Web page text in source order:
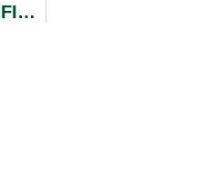
EXTRATO DE EDITAL DE PROCESSO SELETIVO SIMPLIFICADO Nº 002/2020 CONTRATAÇÃO TEMPORÁRIA DE PESSOAL